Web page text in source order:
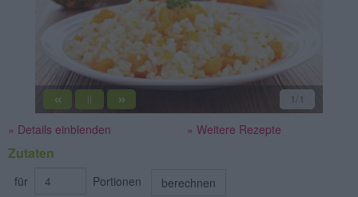
« || » 1/1
» Details einblenden » Weitere Rezepte
Zutaten
für Portionen berechnen